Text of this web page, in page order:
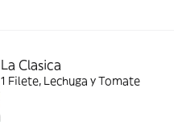
La Clasica
1 Filete, Lechuga y Tomate